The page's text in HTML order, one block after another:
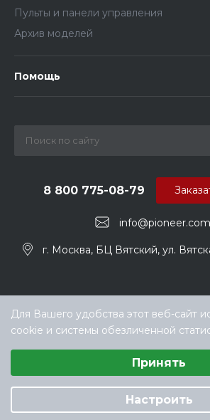
Пульты и панели управления
Архив моделей
Помощь
8 800 775-08-79
г. Москва, БЦ Вятский, ул.
дилер Pioneer в РФ
Для Вашего удобства этот веб-сайт
cookie и системы обезличенной
Принять
Настроить